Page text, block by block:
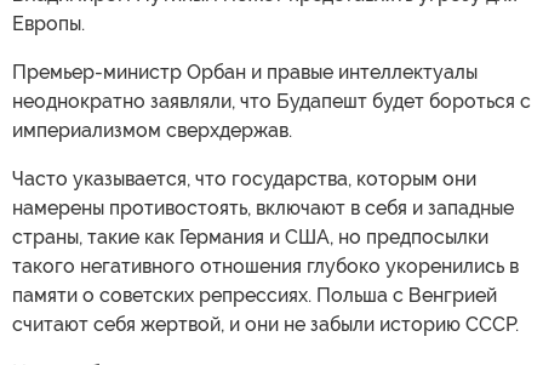
Европы.
Премьер-министр Орбан и правые интеллектуалы
неоднократно заявляли, что Будапешт будет бороться с
империализмом сверхдержав.
Часто указывается, что государства, которым они
намерены противостоять, включают в себя и западные
страны, такие как Германия и США, но предпосылки
такого негативного отношения глубоко укоренились в
памяти о советских репрессиях. Польша с Венгрией
считают себя жертвой, и они не забыли историю СССР.